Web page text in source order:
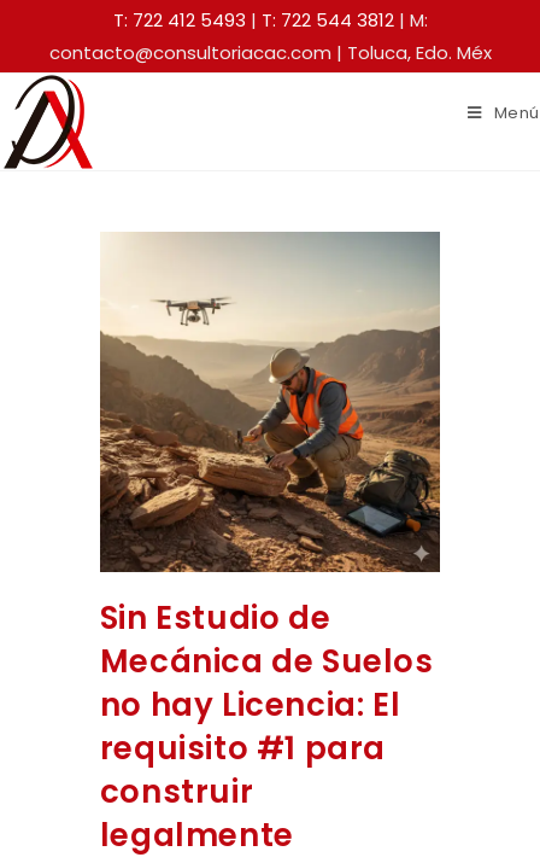
T: 722 412 5493 | T: 722 544 3812| M:
contacto@consultoriacac.com | Toluca, Edo. Méx
Menú
Sin Estudio de
Mecánica de Suelos
no hay Licencia: El
requisito #1 para
construir
legalmente